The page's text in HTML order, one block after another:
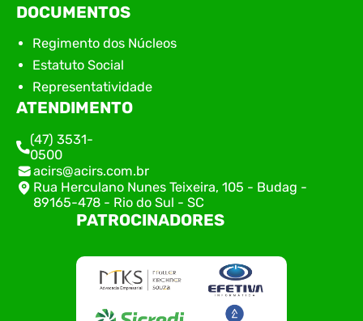
DOCUMENTOS
Regimento dos Núcleos
Estatuto Social
Representatividade
ATENDIMENTO
(47) 3531-
0500
acirs@acirs.com.br
Rua Herculano Nunes Teixeira, 105 - Budag -
89165-478 - Rio do Sul - SC
PATROCINADORES